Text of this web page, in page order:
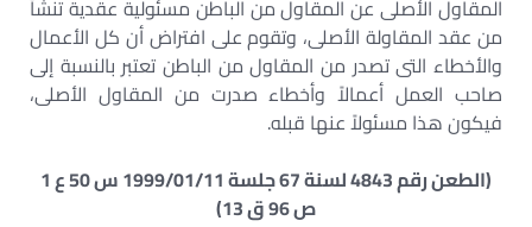
المقاول الأصلى عن المقاول من الباطن مسئولية عقدية تنشأ
من عقد المقاولة الأصلى، وتقوم على افتراض أن كل الأعمال
والأخطاء التى تصدر من المقاول من الباطن تعتبر بالنسبة إلى
صاحب العمل أعمالاً وأخطاء صدرت من المقاول الأصلى،
فيكون هذا مسئولاً عنها قبله.
(الطعن رقم 4843 لسنة 67 جلسة 1999/01/11 س 50 ع 1
ص 96 ق 13)